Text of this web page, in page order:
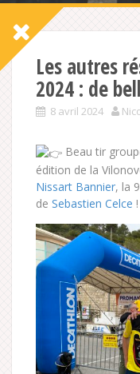
Les autres
2024 : de
8 avril 2024
Beau tir
édition de la
Nissart Bannier, la
de Sebastien Celce !